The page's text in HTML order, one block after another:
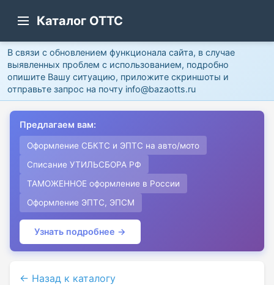
Каталог ОТТС
В связи с обновлением функционала сайта, в случае
выявленных проблем с использованием, подробно
опишите Вашу ситуацию, приложите скриншоты и
отправьте запрос на почту info@bazaotts.ru
Предлагаем вам:
Оформление СБКТС и ЭПТС на авто/мото
Списание УТИЛЬСБОРА РФ
ТАМОЖЕННОЕ оформление в России
Оформление ЭПТС, ЭПСМ
Узнать подробнее →
← Назад к каталогу